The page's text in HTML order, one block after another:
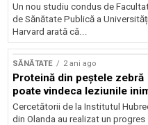
Un nou studiu condus de
de Sănătate Publică a
Harvard arată că...
SĂNĂTATE 2 ani ago
Proteină din peștele zebră
poate vindeca leziunile
Cercetătorii de la Institutul
din Olanda au realizat un progres